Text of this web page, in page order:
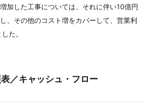
加した工事については、それに伴い10億円
、その他のコスト増をカバーして、営業利
た。
／キャッシュ・フロー